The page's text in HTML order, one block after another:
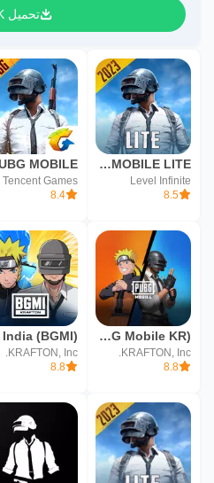
تحميل APK
PUBG MOBILE LITE
Level Infinite
8.5
Tencent Games
8.4
(PUBG Mobile KR)ببجي الكوريه
KRAFTON, Inc.
8.8
KRAFTON, Inc.
8.8